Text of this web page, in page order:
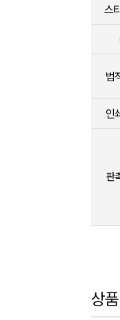
스
법
인
판
상